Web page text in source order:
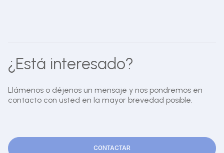
¿Está interesado?
Llámenos o déjenos un mensaje y nos pondremos en
contacto con usted en la mayor brevedad posible.
CONTACTAR